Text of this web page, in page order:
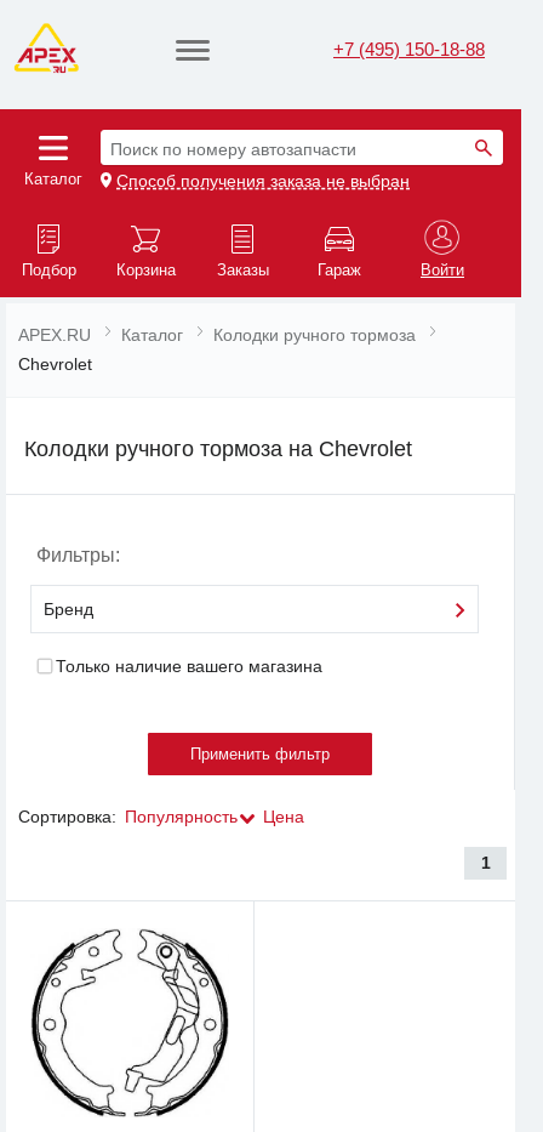
+7 (495) 150-18-88
Каталог
Поиск по номеру автозапчасти
Способ получения заказа не выбран
Подбор Корзина Заказы Гараж Войти
APEX.RU Каталог
Колодки ручного тормоза
Chevrolet
Колодки ручного тормоза на Chevrolet
Фильтры:
Бренд
Только наличие вашего магазина
Сортировка: Популярность Цена
1